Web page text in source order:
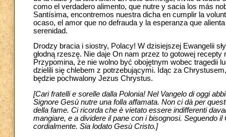
como el verdadero alimento, que nutre y sacia los más
Santísima, encontremos nuestra dicha en cumplir la
ocaso, el amor que no defrauda y la esperanza que
serenidad.
Drodzy bracia i siostry, Polacy! W dzisiejszej Ewangelii
głodną rzeszę. Nie daje On nam przez to gotowej
Przypomina, że nie wolno być obojętnym wobec tragedii
dzielili się chlebem z potrzebującymi. Idąc za
będzie pochwalony Jezus Chrystus.
[Cari fratelli e sorelle dalla Polonia! Nel Vangelo di oggi
Signore Gesù nutre una folla affamata. Non ci dà per
della fame. Ci ricorda che è vietato essere indifferenti
mangiare, e a dividere il pane con i bisognosi. Seguendo
cordialmente. Sia lodato Gesù Cristo.]